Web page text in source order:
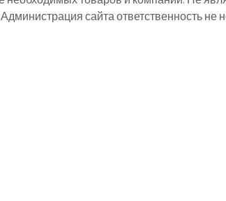
сайта ответственность не